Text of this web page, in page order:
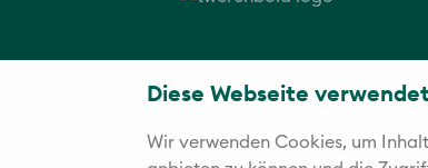
Diese Webseite
Wir verwenden Cookies, um